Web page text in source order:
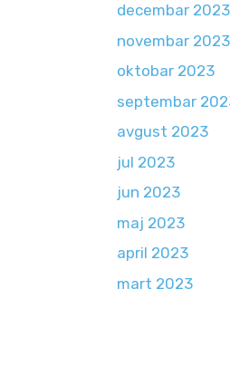
decembar 2023
novembar 2023
oktobar 2023
septembar
avgust 2023
jul 2023
jun 2023
maj 2023
april 2023
mart 2023